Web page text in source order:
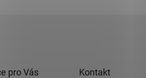
pro Vás Kontakt